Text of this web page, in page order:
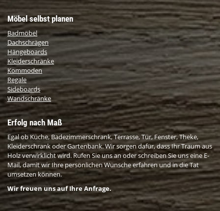
Möbel selbst planen
Badmöbel
Dachschrägen
Hängeboards
Kleiderschränke
Kommoden
Regale
Sideboards
Wandschränke
Erfolg nach Maß
Egal ob Küche, Badezimmerschrank, Terrasse, Tür, Fenster, Theke,
Kleiderschrank oder Gartenbank. Wir sorgen dafür, dass Ihr Traum aus
Holz verwirklicht wird. Rufen Sie uns an oder schreiben Sie uns eine E-
Mail, damit wir Ihre persönlichen Wünsche erfahren und in die Tat
umsetzen können.
Wir freuen uns auf Ihre Anfrage.